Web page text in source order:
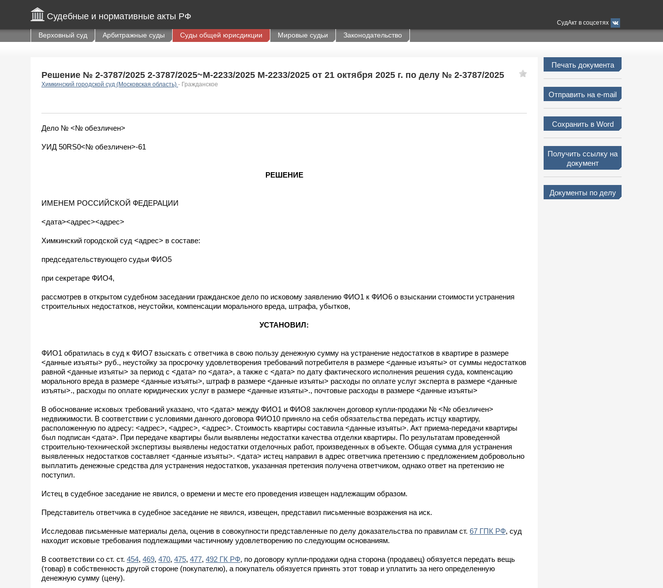
Судебные и нормативные акты РФ
СудАкт в соцсетях
Верховный суд Арбитражные суды Суды общей юрисдикции Мировые судьи Законодательство
Решение № 2-3787/2025 2-3787/2025~М-2233/2025 М-2233/2025 от 21 октября 2025 г. по делу № 2-3787/2025
Химкинский городской суд (Московская область) - Гражданское
Дело № <№ обезличен>
УИД 50RS0<№ обезличен>-61
РЕШЕНИЕ
ИМЕНЕМ РОССИЙСКОЙ ФЕДЕРАЦИИ
<дата><адрес><адрес>
Химкинский городской суд <адрес> в составе:
председательствующего судьи ФИО5
при секретаре ФИО4,
рассмотрев в открытом судебном заседании гражданское дело по исковому заявлению ФИО1 к ФИО6 о взыскании стоимости устранения
строительных недостатков, неустойки, компенсации морального вреда, штрафа, убытков,
УСТАНОВИЛ:
ФИО1 обратилась в суд к ФИО7 взыскать с ответчика в свою пользу денежную сумму на устранение недостатков в квартире в размере
<данные изъяты> руб., неустойку за просрочку удовлетворения требований потребителя в размере <данные изъяты> от суммы недостатков
равной <данные изъяты> за период с <дата> по <дата>, а также с <дата> по дату фактического исполнения решения суда, компенсацию
морального вреда в размере <данные изъяты>, штраф в размере <данные изъяты> расходы по оплате услуг эксперта в размере <данные
изъяты>., расходы по оплате юридических услуг в размере <данные изъяты>., почтовые расходы в размере <данные изъяты>
В обоснование исковых требований указано, что <дата> между ФИО1 и ФИО8 заключен договор купли-продажи № <№ обезличен>
недвижимости. В соответствии с условиями данного договора ФИО10 приняло на себя обязательства передать истцу квартиру,
расположенную по адресу: <адрес>, <адрес>, <адрес>. Стоимость квартиры составила <данные изъяты>. Акт приема-передачи квартиры
был подписан <дата>. При передаче квартиры были выявлены недостатки качества отделки квартиры. По результатам проведенной
строительно-технической экспертизы выявлены недостатки отделочных работ, произведенных в объекте. Общая сумма для устранения
выявленных недостатков составляет <данные изъяты>. <дата> истец направил в адрес ответчика претензию с предложением добровольно
выплатить денежные средства для устранения недостатков, указанная претензия получена ответчиком, однако ответ на претензию не
поступил.
Истец в судебное заседание не явился, о времени и месте его проведения извещен надлежащим образом.
Представитель ответчика в судебное заседание не явился, извещен, представил письменные возражения на иск.
Исследовав письменные материалы дела, оценив в совокупности представленные по делу доказательства по правилам ст. 67 ГПК РФ, суд
находит исковые требования подлежащими частичному удовлетворению по следующим основаниям.
В соответствии со ст. ст. 454, 469, 470, 475, 477, 492 ГК РФ, по договору купли-продажи одна сторона (продавец) обязуется передать вещь
(товар) в собственность другой стороне (покупателю), а покупатель обязуется принять этот товар и уплатить за него определенную
денежную сумму (цену).
Печать документа
Отправить на e-mail
Сохранить в Word
Получить ссылку на
документ
Документы по делу